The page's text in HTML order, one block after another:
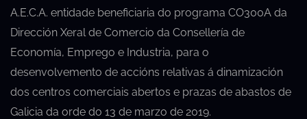
A.E.C.A. entidade beneficiaria do programa CO300A da
Dirección Xeral de Comercio da Consellería de
Economía, Emprego e Industria, para o
desenvolvemento de accións relativas á dinamización
dos centros comerciais abertos e prazas de abastos de
Galicia da orde do 13 de marzo de 2019.